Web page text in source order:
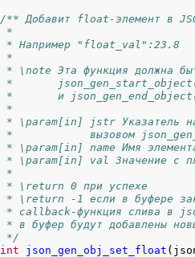
/** Добавит float-элемент в
*
* Например "float_val":23.8
*
* \note Эта функция должна
*
*       и
*
* \param[in] jstr Указатель на
*            вызовом
* \param[in] name Имя
* \param[in] val Значение с
*
* \return 0 при успехе
* \return -1 если в буфере
* callback-функция слива в
* в буфер будут добавлены
*/
int
json_gen_obj_set_float